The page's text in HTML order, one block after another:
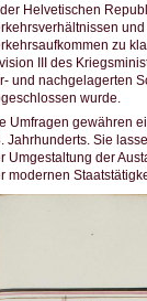
Helvetischen
zu
III des
und nachgelagerten
wurde.
Umfragen gewähren
Jahrhunderts. Sie
Umgestaltung der
modernen